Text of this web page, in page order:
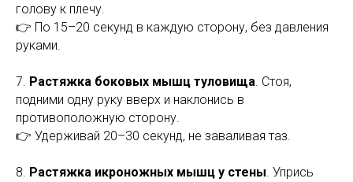
голову к плечу.
👉 По 15–20 секунд в каждую сторону, без давления
руками.
7. Растяжка боковых мышц туловища. Стоя,
подними одну руку вверх и наклонись в
противоположную сторону.
👉 Удерживай 20–30 секунд, не заваливая таз.
8. Растяжка икроножных мышц у стены. Упрись